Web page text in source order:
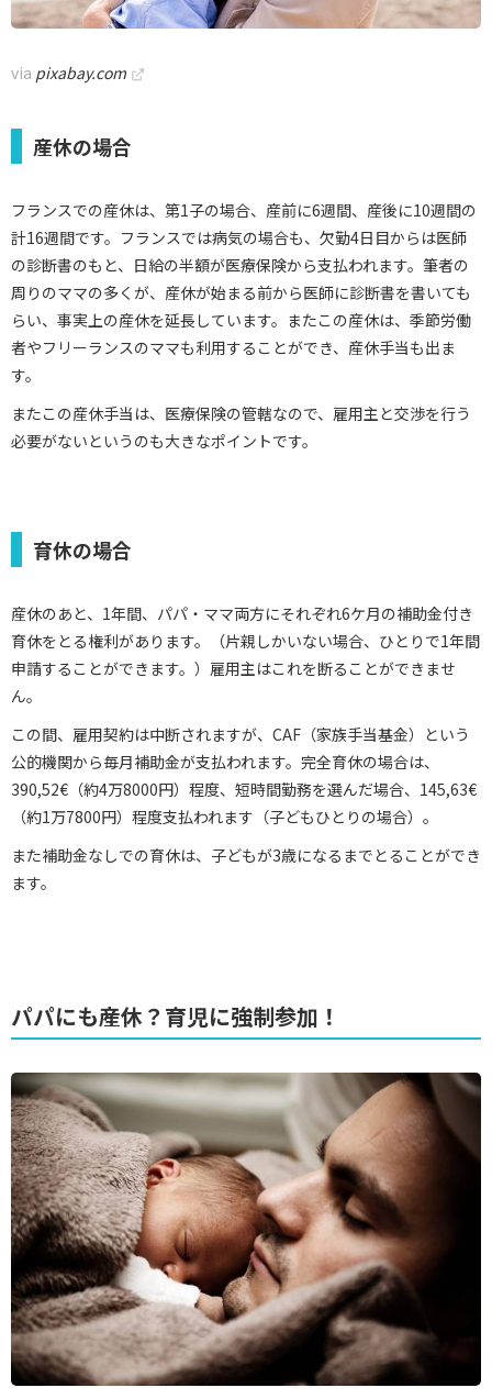
via pixabay.com
産休の場合
フランスでの産休は、第1子の場合、産前に6週間、産後に10週間の
計16週間です。フランスでは病気の場合も、欠勤4日目からは医師
の診断書のもと、日給の半額が医療保険から支払われます。筆者の
周りのママの多くが、産休が始まる前から医師に診断書を書いても
らい、事実上の産休を延長しています。またこの産休は、季節労働
者やフリーランスのママも利用することができ、産休手当も出ま
す。
またこの産休手当は、医療保険の管轄なので、雇用主と交渉を行う
必要がないというのも大きなポイントです。
育休の場合
産休のあと、1年間、パパ・ママ両方にそれぞれ6ケ月の補助金付き
育休をとる権利があります。（片親しかいない場合、ひとりで1年間
申請することができます。）雇用主はこれを断ることができませ
ん。
この間、雇用契約は中断されますが、CAF（家族手当基金）という
公的機関から毎月補助金が支払われます。完全育休の場合は、
390,52€（約4万8000円）程度、短時間勤務を選んだ場合、145,63€
（約1万7800円）程度支払われます（子どもひとりの場合）。
また補助金なしでの育休は、子どもが3歳になるまでとることができ
ます。
パパにも産休？育児に強制参加！